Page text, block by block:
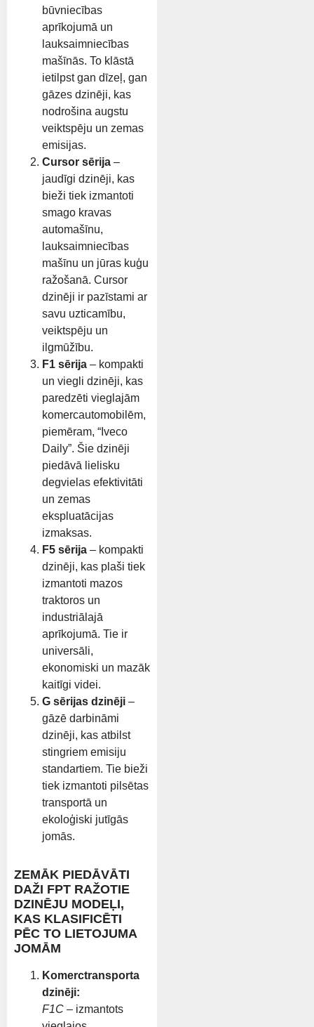
būvniecības
aprīkojumā un
lauksaimniecības
mašīnās. To klāstā
ietilpst gan dīzeļ, gan
gāzes dzinēji, kas
nodrošina augstu
veiktspēju un zemas
emisijas.
Cursor sērija –
jaudīgi dzinēji, kas
bieži tiek izmantoti
smago kravas
automašīnu,
lauksaimniecības
mašīnu un jūras kuģu
ražošanā. Cursor
dzinēji ir pazīstami ar
savu uzticamību,
veiktspēju un
ilgmūžību.
F1 sērija – kompakti
un viegli dzinēji, kas
paredzēti vieglajām
komercautomobilēm,
piemēram, “Iveco
Daily”. Šie dzinēji
piedāvā lielisku
degvielas efektivitāti
un zemas
ekspluatācijas
izmaksas.
F5 sērija – kompakti
dzinēji, kas plaši tiek
izmantoti mazos
traktoros un
industriālajā
aprīkojumā. Tie ir
universāli,
ekonomiski un mazāk
kaitīgi videi.
G sērijas dzinēji –
gāzē darbināmi
dzinēji, kas atbilst
stingriem emisiju
standartiem. Tie bieži
tiek izmantoti pilsētas
transportā un
ekoloģiski jutīgās
jomās.
ZEMĀK PIEDĀVĀTI
DAŽI FPT RAŽOTIE
DZINĒJU MODEĻI,
KAS KLASIFICĒTI
PĒC TO LIETOJUMA
JOMĀM
Komerctransporta
dzinēji:
F1C – izmantots